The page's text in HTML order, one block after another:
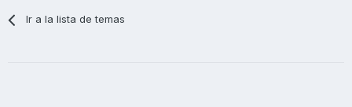
Ir a la lista de temas